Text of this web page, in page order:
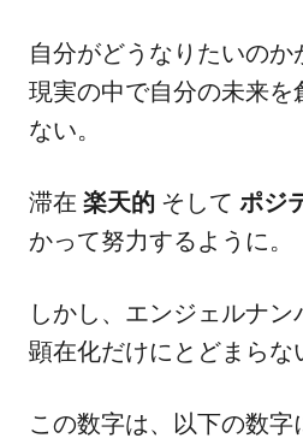
自分がどうなりたいのか
現実の中で自分の未来を
ない。
滞在 楽天的 そして ポジ
かって努力するように。
しかし、エンジェルナン
顕在化だけにとどまらな
この数字は、以下の数字